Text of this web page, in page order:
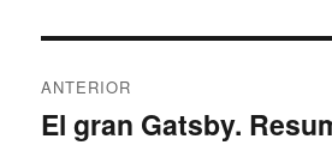
de
ANTERIOR
Entrada
El gran Gatsby.